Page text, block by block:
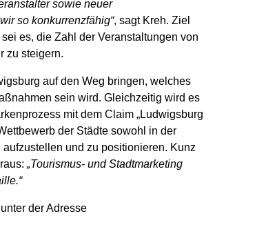
sowie neuer
so konkurrenzfähig“, sagt Kreh. Ziel
es, die Zahl der Veranstaltungen von
zu steigern.
auf den Weg bringen, welches
sein wird. Gleichzeitig wird es
mit dem Claim „Ludwigsburg
der Städte sowohl in der
und zu positionieren. Kunz
„Tourismus- und Stadtmarketing
der Adresse